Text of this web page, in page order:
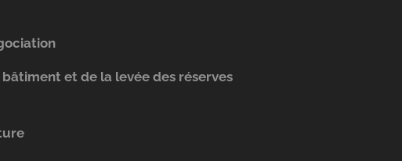
et de la levée des réserves